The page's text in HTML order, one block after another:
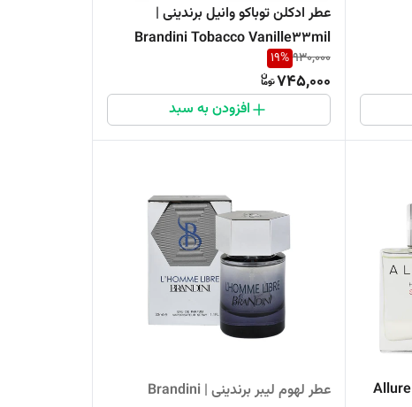
عطر ادکلن توباکو وانیل برندینی |
Brandini Tobacco Vanille33mil
930,000
19%
745,000
افزودن به سبد
عطر جیبی مردانه برندینی مدل Allure
عطر لهوم لیبر برندینی | Brandini